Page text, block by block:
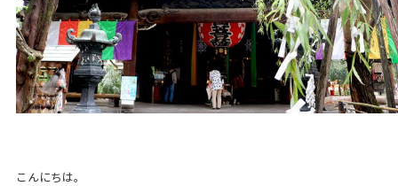
こんにちは。